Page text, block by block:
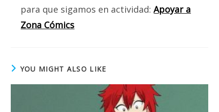
para que sigamos en actividad:Apoyar a
Zona Cómics
YOU MIGHT ALSO LIKE